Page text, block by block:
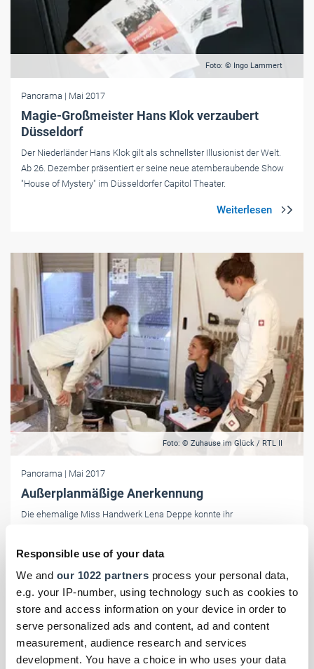
Responsible use of your data
We and our 1022 partners process your personal data,
e.g. your IP-number, using technology such as cookies to
store and access information on your device in order to
serve personalized ads and content, ad and content
measurement, audience research and services
development. You have a choice in who uses your data
Foto: © Ingo Lammert
Panorama | Mai 2017
Magie-Großmeister Hans Klok verzaubert
Düsseldorf
Der Niederländer Hans Klok gilt als schnellster Illusionist der Welt.
Ab 26. Dezember präsentiert er seine neue atemberaubende Show
"House of Mystery" im Düsseldorfer Capitol Theater.
Foto: © Zuhause im Glück / RTL II
Panorama | Mai 2017
Außerplanmäßige Anerkennung
Die ehemalige Miss Handwerk Lena Deppe konnte ihr